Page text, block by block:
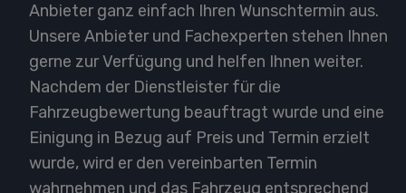
Anbieter ganz einfach Ihren Wunschtermin aus.
Unsere Anbieter und Fachexperten stehen Ihnen
gerne zur Verfügung und helfen Ihnen weiter.
Nachdem der Dienstleister für die
Fahrzeugbewertung beauftragt wurde und eine
Einigung in Bezug auf Preis und Termin erzielt
wurde, wird er den vereinbarten Termin
wahrnehmen und das Fahrzeug entsprechend